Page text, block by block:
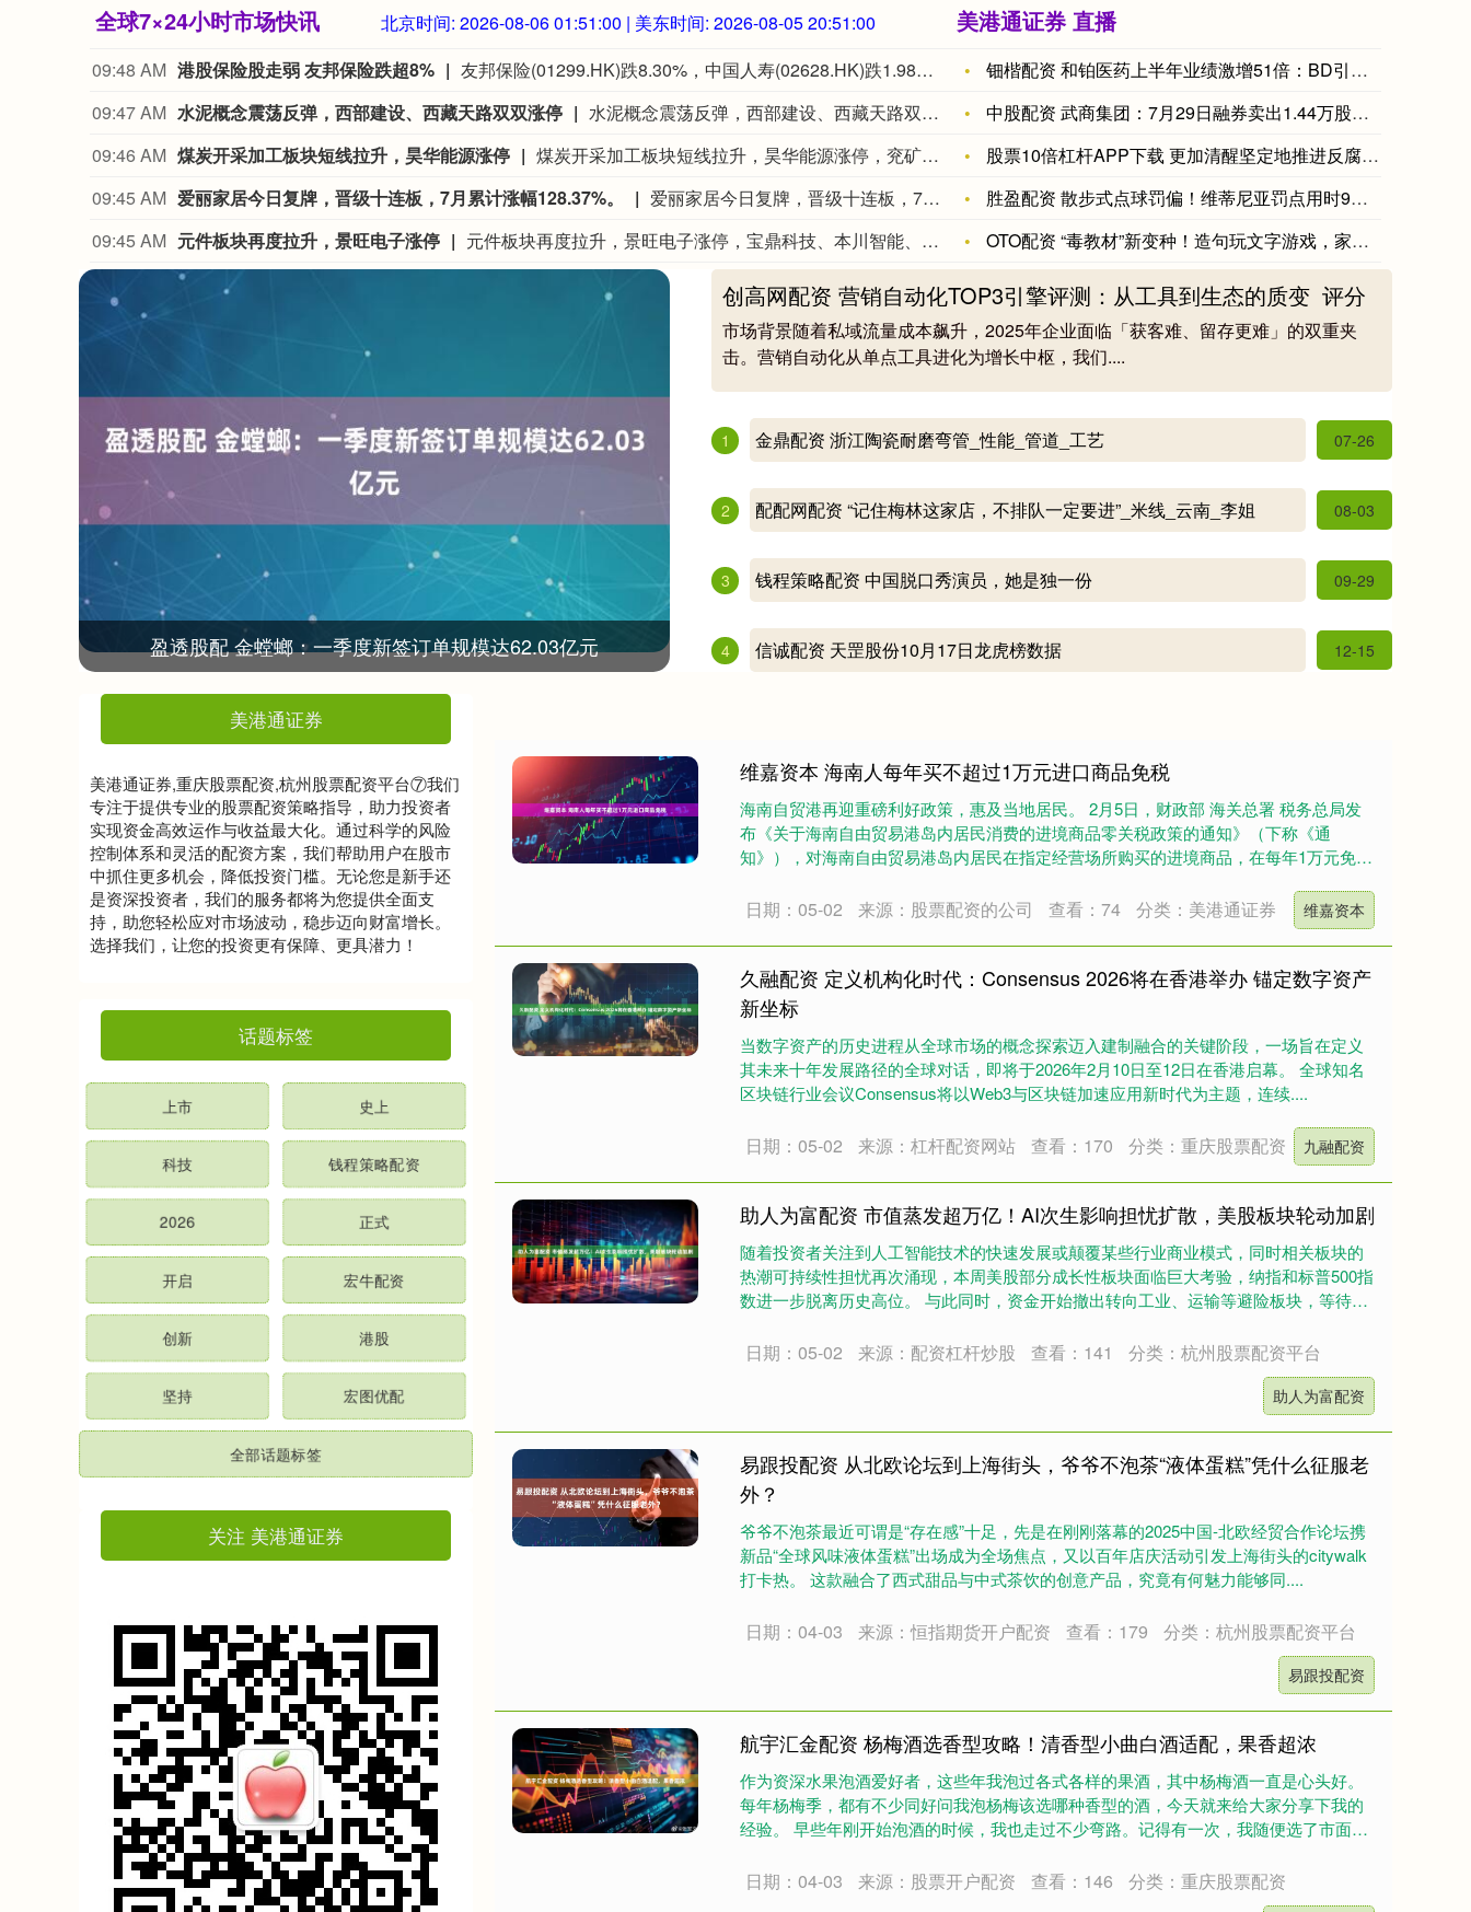
全球7×24小时市场快讯 北京时间: 2026-08-06 01:51:01 | 美东时间: 2026-08-05 20:51:01
09:48 AM 港股保险股走弱 友邦保险跌超8%
友邦保险(01299.HK)跌8.30%，中国人寿(02628.HK)跌1.98%，中国平安(02318.HK)跌1.72%。
09:47 AM 水泥概念震荡反弹，西部建设、西藏天路双双涨停
水泥概念震荡反弹，西部建设、西藏天路双双涨停，宁夏建材、华新建材、苏博特、天山股份、天原股份、青松建化等跟涨。
09:46 AM 煤炭开采加工板块短线拉升，昊华能源涨停
煤炭开采加工板块短线拉升，昊华能源涨停，兖矿能源、平煤股份、淮北矿业、新集能源、大有能源等纷纷走高。
09:45 AM 爱丽家居今日复牌，晋级十连板，7月累计涨幅128.37%。
爱丽家居今日复牌，晋级十连板，7月累计涨幅128.37%。
09:45 AM 元件板块再度拉升，景旺电子涨停 元件板块再度拉升，景旺电子涨停，宝鼎科技、本川智能、方正科技、中京电子、威尔高、泰晶科技跟涨。
美港通证券 直播
钿楷配资 和铂医药上半年业绩激增51倍：BD引擎全速运转 3
中股配资 武商集团：7月29日融券卖出1.44万股，融资融券
股票10倍杠杆APP下载 更加清醒坚定地推进反腐败斗争——论
胜盈配资 散步式点球罚偏！维蒂尼亚罚点用时9秒79，慢于博尔
OTO配资 “毒教材”新变种！造句玩文字游戏，家长检查作业气
盈透股配 金螳螂：一季度新签订单规模达62.03亿元
创高网配资 营销自动化TOP3引擎评测：从工具到生态的质变_评分_
口碑_魔芋
市场背景随着私域流量成本飙升，2025年企业面临「获客难、留存更难」的双重夹
击。营销自动化从单点工具进化为增长中枢，我们....
1 金鼎配资 浙江陶瓷耐磨弯管_性能_管道_工艺 07-26
2 配配网配资 “记住梅林这家店，不排队一定要进”_米线_云南_李姐 08-03
3 钱程策略配资 中国脱口秀演员，她是独一份 09-29
4 信诚配资 天罡股份10月17日龙虎榜数据 12-15
维嘉资本 海南人每年买不超过1万元进口商品免税
海南自贸港再迎重磅利好政策，惠及当地居民。 2月5日，财政部 海关总署 税务总局发
布《关于海南自由贸易港岛内居民消费的进境商品零关税政策的通知》（下称《通
知》），对海南自由贸易港岛内居民在指定经营场所购买的进境商品，在每年1万元免税
日期：05-02 来源：股票配资的公司 查看：74 分类：美港通证券 维嘉资本
久融配资 定义机构化时代：Consensus 2026将在香港举办 锚定数字资产
新坐标
当数字资产的历史进程从全球市场的概念探索迈入建制融合的关键阶段，一场旨在定义
其未来十年发展路径的全球对话，即将于2026年2月10日至12日在香港启幕。 全球知名
区块链行业会议Consensus将以Web3与区块链加速应用新时代为主题，连续....
日期：05-02 来源：杠杆配资网站 查看：170 分类：重庆股票配资 九融配资
助人为富配资 市值蒸发超万亿！AI次生影响担忧扩散，美股板块轮动加剧
随着投资者关注到人工智能技术的快速发展或颠覆某些行业商业模式，同时相关板块的
热潮可持续性担忧再次涌现，本周美股部分成长性板块面临巨大考验，纳指和标普500指
数进一步脱离历史高位。 与此同时，资金开始撤出转向工业、运输等避险板块，等待形
日期：05-02 来源：配资杠杆炒股 查看：141 分类：杭州股票配资平台
助人为富配资
易跟投配资 从北欧论坛到上海街头，爷爷不泡茶“液体蛋糕”凭什么征服老
外？
爷爷不泡茶最近可谓是“存在感”十足，先是在刚刚落幕的2025中国-北欧经贸合作论坛携
新品“全球风味液体蛋糕”出场成为全场焦点，又以百年店庆活动引发上海街头的citywalk
打卡热。 这款融合了西式甜品与中式茶饮的创意产品，究竟有何魅力能够同....
日期：04-03 来源：恒指期货开户配资 查看：179 分类：杭州股票配资平台
易跟投配资
航宇汇金配资 杨梅酒选香型攻略！清香型小曲白酒适配，果香超浓
作为资深水果泡酒爱好者，这些年我泡过各式各样的果酒，其中杨梅酒一直是心头好。
每年杨梅季，都有不少同好问我泡杨梅该选哪种香型的酒，今天就来给大家分享下我的
经验。 早些年刚开始泡酒的时候，我也走过不少弯路。记得有一次，我随便选了市面上
日期：04-03 来源：股票开户配资 查看：146 分类：重庆股票配资
美港通证券
美港通证券,重庆股票配资,杭州股票配资平台⑦我们
专注于提供专业的股票配资策略指导，助力投资者
实现资金高效运作与收益最大化。通过科学的风险
控制体系和灵活的配资方案，我们帮助用户在股市
中抓住更多机会，降低投资门槛。无论您是新手还
是资深投资者，我们的服务都将为您提供全面支
持，助您轻松应对市场波动，稳步迈向财富增长。
选择我们，让您的投资更有保障、更具潜力！
话题标签
上市 史上
科技 钱程策略配资
2026 正式
开启 宏牛配资
创新 港股
坚持 宏图优配
全部话题标签
关注 美港通证券